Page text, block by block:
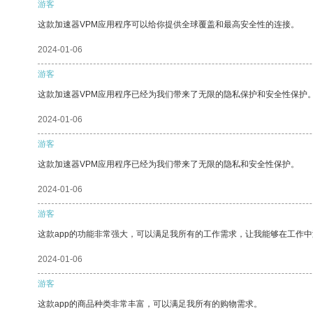
游客
这款加速器VPM应用程序可以给你提供全球覆盖和最高安全性的连接。
2024-01-06
游客
这款加速器VPM应用程序已经为我们带来了无限的隐私保护和安全性保护。
2024-01-06
游客
这款加速器VPM应用程序已经为我们带来了无限的隐私和安全性保护。
2024-01-06
游客
这款app的功能非常强大，可以满足我所有的工作需求，让我能够在工作中
2024-01-06
游客
这款app的商品种类非常丰富，可以满足我所有的购物需求。